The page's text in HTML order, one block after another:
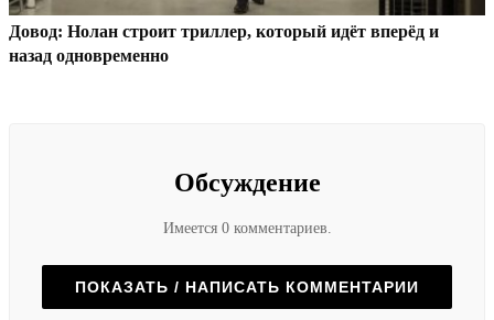
Довод: Нолан строит триллер, который идёт вперёд и
назад одновременно
Обсуждение
Имеется 0 комментариев.
ПОКАЗАТЬ / НАПИСАТЬ КОММЕНТАРИИ